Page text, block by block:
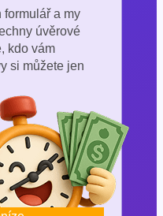
a my
úvěrové
kdo vám
si můžete jen